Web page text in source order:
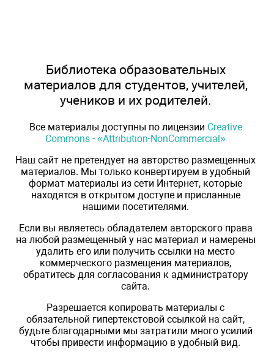
Библиотека образовательных
материалов для студентов, учителей,
учеников и их родителей.
Все материалы доступны по лицензии Creative
Commons - «Attribution-NonCommercial»
Наш сайт не претендует на авторство размещенных
материалов. Мы только конвертируем в удобный
формат материалы из сети Интернет, которые
находятся в открытом доступе и присланные
нашими посетителями.
Если вы являетесь обладателем авторского права
на любой размещенный у нас материал и намерены
удалить его или получить ссылки на место
коммерческого размещения материалов,
обратитесь для согласования к администратору
сайта.
Разрешается копировать материалы с
обязательной гипертекстовой ссылкой на сайт,
будьте благодарными мы затратили много усилий
чтобы привести информацию в удобный вид.